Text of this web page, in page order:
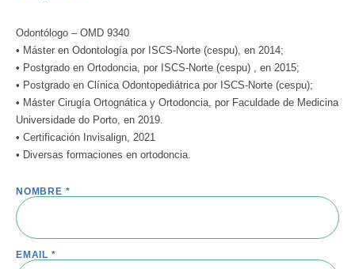
Odontólogo – OMD 9340
• Máster en Odontología por ISCS-Norte (cespu), en 2014;
• Postgrado en Ortodoncia, por ISCS-Norte (cespu) , en 2015;
• Postgrado en Clínica Odontopediátrica por ISCS-Norte (cespu);
• Máster Cirugía Ortognática y Ortodoncia, por Faculdade de Medicina
Universidade do Porto, en 2019.
• Certificación Invisalign, 2021
• Diversas formaciones en ortodoncia.
NOMBRE *
EMAIL *